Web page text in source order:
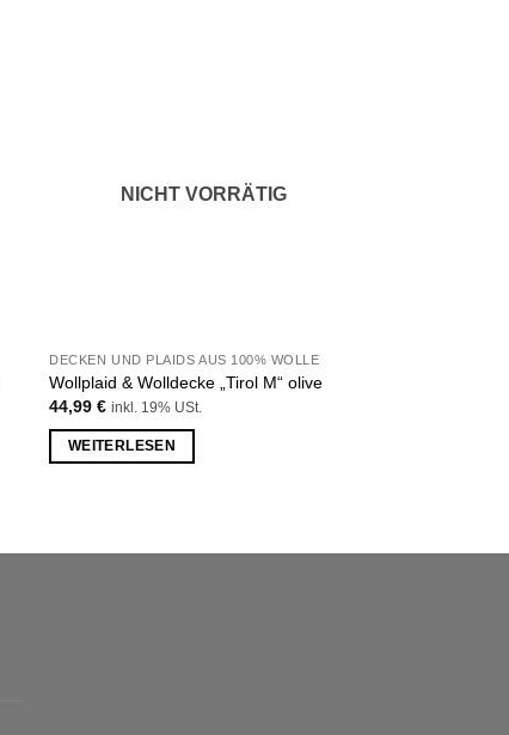
NICHT VORRÄTIG
DECKEN UND PLAIDS AUS 100% WOLLE
Wollplaid & Wolldecke „Tirol M“ olive
44,99€ inkl. 19% USt.
WEITERLESEN